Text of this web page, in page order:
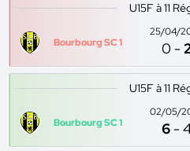
U15F à 11
Bourbourg SC 1
25/04/
0 -
U15F à 11
Bourbourg SC 1
02/05/
6 -